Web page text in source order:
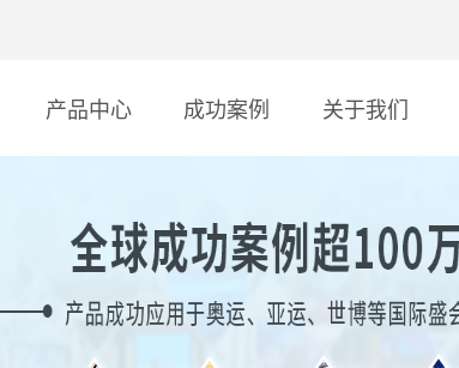
产品中心 成功案例 关于我们